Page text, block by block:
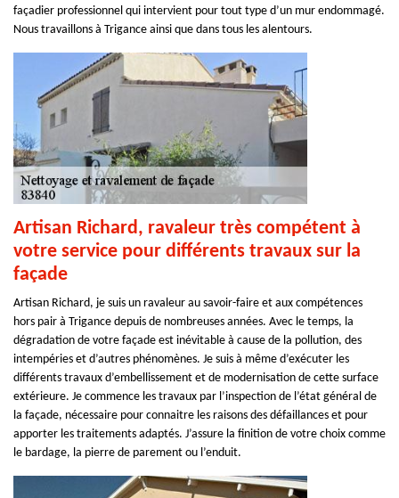
façadier professionnel qui intervient pour tout type d’un mur endommagé.
Nous travaillons à Trigance ainsi que dans tous les alentours.
Artisan Richard, ravaleur très compétent à
votre service pour différents travaux sur la
façade
Artisan Richard, je suis un ravaleur au savoir-faire et aux compétences
hors pair à Trigance depuis de nombreuses années. Avec le temps, la
dégradation de votre façade est inévitable à cause de la pollution, des
intempéries et d’autres phénomènes. Je suis à même d’exécuter les
différents travaux d’embellissement et de modernisation de cette surface
extérieure. Je commence les travaux par l’inspection de l’état général de
la façade, nécessaire pour connaitre les raisons des défaillances et pour
apporter les traitements adaptés. J’assure la finition de votre choix comme
le bardage, la pierre de parement ou l’enduit.